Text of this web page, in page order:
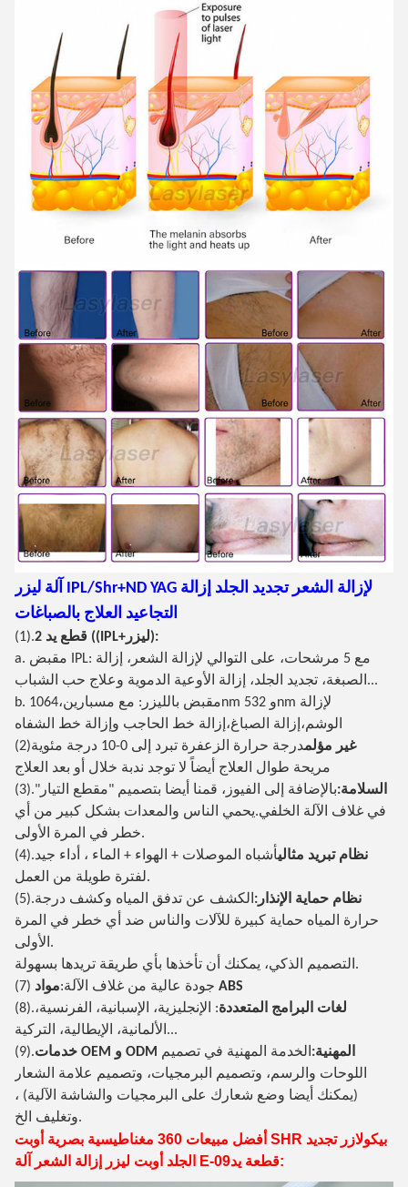
آلة ليزر IPL/Shr+ND YAG لإزالة الشعر تجديد الجلد إزالة
التجاعيد العلاج بالصباغات
(1).
2 قطع يد ((IPL+ليزر):
a. مقبض IPL: مع 5 مرشحات، على التوالي لإزالة الشعر، إزالة
الصبغة، تجديد الجلد، إزالة الأوعية الدموية وعلاج حب الشباب...
b. مقبض بالليزر: مع مسبارين،1064nm و 532nm لإزالة
الوشم،إزالة الصباغ،إزالة خط الحاجب وإزالة خط الشفاه
(2)
غير مؤلم
درجة حرارة الزعفرة تبرد إلى 0-10 درجة مئوية
مريحة طوال العلاج أيضاً لا توجد ندبة خلال أو بعد العلاج
(3).
السلامة:بالإضافة إلى الفيوز، قمنا أيضا بتصميم "مقطع التيار"
في غلاف الآلة الخلفي.يحمي الناس والمعدات بشكل كبير من أي
خطر في المرة الأولى.
(4).
نظام تبريد مثاليأشباه الموصلات + الهواء + الماء ، أداء جيد
لفترة طويلة من العمل.
(5).
نظام حماية الإنذار: الكشف عن تدفق المياه وكشف درجة
حرارة المياه حماية كبيرة للآلات والناس ضد أي خطر في المرة
الأولى.
التصميم الذكي، يمكنك أن تأخذها بأي طريقة تريدها بسهولة.
(7) جودة عالية من غلاف الآلة: مواد ABS
(8).
لغات البرامج المتعددة: الإنجليزية، الإسبانية، الفرنسية،
الألمانية، الإيطالية، التركية...
(9).
خدمات OEM و ODM المهنية: الخدمة المهنية في تصميم
اللوحات والرسم، وتصميم البرمجيات، وتصميم علامة الشعار
(يمكنك أيضا وضع شعارك على البرمجيات والشاشة الآلية) ،
وتغليف الخ.
أفضل مبيعات 360 مغناطيسية بصرية أوبت SHR بيكولازر تجديد
الجلد أوبت ليزر إزالة الشعر آلة E-09
قطعة يد: